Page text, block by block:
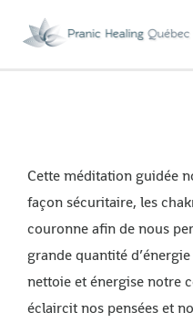
Cette méditation guidée
façon sécuritaire, les
couronne afin de nous
grande quantité
nettoie et énergise notre
éclaircit nos pensées et